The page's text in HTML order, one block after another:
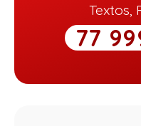
Textos,
77